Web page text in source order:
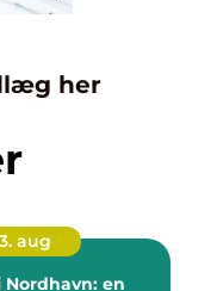
her
aug
Nordhavn: en